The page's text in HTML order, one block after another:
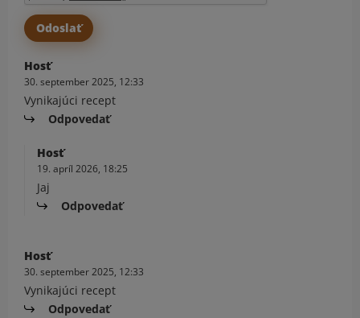
Hosť
30. september 2025, 12:33
Vynikajúci recept
Odpovedať
Hosť
19. apríl 2026, 18:25
Jaj
Odpovedať
Hosť
30. september 2025, 12:33
Vynikajúci recept
Odpovedať